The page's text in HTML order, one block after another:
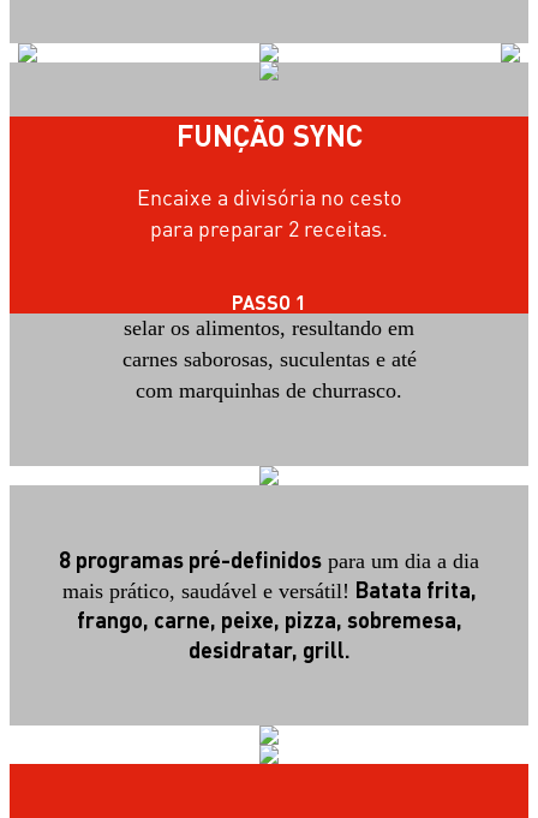
FUNÇÃO SYNC
Encaixe a divisória no cesto
para preparar 2 receitas.
PASSO 1
EXCLUSIVA
FUNÇÃO GRILL
aquece na temperatura ideal para
selar os alimentos, resultando em
carnes saborosas, suculentas e até
com marquinhas de churrasco.
8 programas pré-definidos para um dia a dia
mais prático, saudável e versátil! Batata frita,
frango, carne, peixe, pizza, sobremesa,
desidratar, grill.